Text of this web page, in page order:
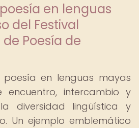
en lenguas
del Festival
Poesía de
poesía en lenguas mayas
encuentro, intercambio y
diversidad lingüística y
Un ejemplo emblemático